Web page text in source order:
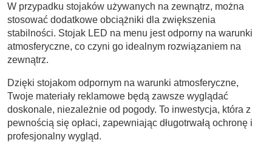
W przypadku stojaków używanych na zewnątrz, można
stosować dodatkowe obciążniki dla zwiększenia
stabilności. Stojak LED na menu jest odporny na warunki
atmosferyczne, co czyni go idealnym rozwiązaniem na
zewnątrz.
Dzięki stojakom odpornym na warunki atmosferyczne,
Twoje materiały reklamowe będą zawsze wyglądać
doskonale, niezależnie od pogody. To inwestycja, która z
pewnością się opłaci, zapewniając długotrwałą ochronę i
profesjonalny wygląd.